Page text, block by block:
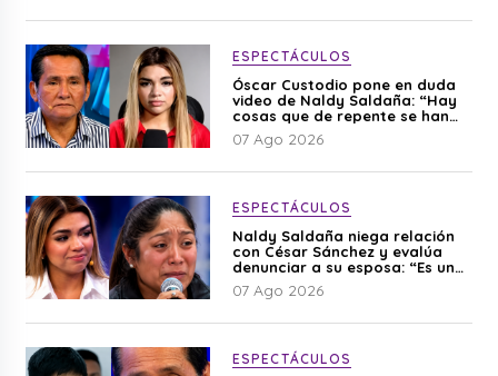
ESPECTÁCULOS
Óscar Custodio pone en duda
video de Naldy Saldaña: “Hay
cosas que de repente se han
editado”
07 Ago 2026
ESPECTÁCULOS
Naldy Saldaña niega relación
con César Sánchez y evalúa
denunciar a su esposa: “Es una
difamación”
07 Ago 2026
ESPECTÁCULOS